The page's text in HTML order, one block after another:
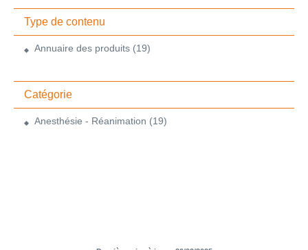
Type de contenu
Annuaire des produits (19)
Catégorie
Anesthésie - Réanimation (19)